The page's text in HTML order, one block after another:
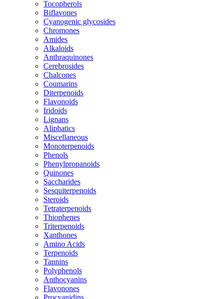
Tocopherols
Biflavones
Cyanogenic glycosides
Chromones
Amides
Alkaloids
Anthraquinones
Cerebrosides
Chalcones
Coumarins
Diterpenoids
Flavonoids
Iridoids
Lignans
Aliphatics
Miscellaneous
Monoterpenoids
Phenols
Phenylpropanoids
Quinones
Saccharides
Sesquiterpenoids
Steroids
Tetraterpenoids
Thiophenes
Triterpenoids
Xanthones
Amino Acids
Terpenoids
Tannins
Polyphenols
Anthocyanins
Flavonones
Procyanidins